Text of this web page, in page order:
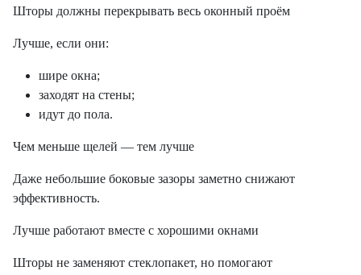
Шторы должны перекрывать весь оконный проём
Лучше, если они:
шире окна;
заходят на стены;
идут до пола.
Чем меньше щелей — тем лучше
Даже небольшие боковые зазоры заметно снижают
эффективность.
Лучше работают вместе с хорошими окнами
Шторы не заменяют стеклопакет, но помогают